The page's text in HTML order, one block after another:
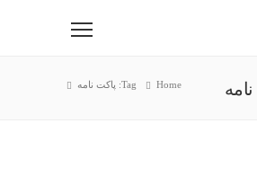
Home Tag: پاکت نامه